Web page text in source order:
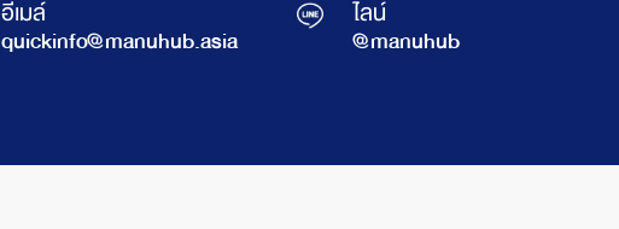
อีเมล์
quickinfo@manuhub.asia
ไลน์
@manuhub